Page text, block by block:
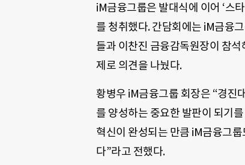
iM금융그룹은 발대식에 이어 ‘스
를 청취했다. 간담회에는 iM금융
들과 이찬진 금융감독원장이 참
제로 의견을 나눴다.
황병우 iM금융그룹 회장은 “경진
를 양성하는 중요한 발판이 되기
혁신이 완성되는 만큼 iM금융그
다”라고 전했다.